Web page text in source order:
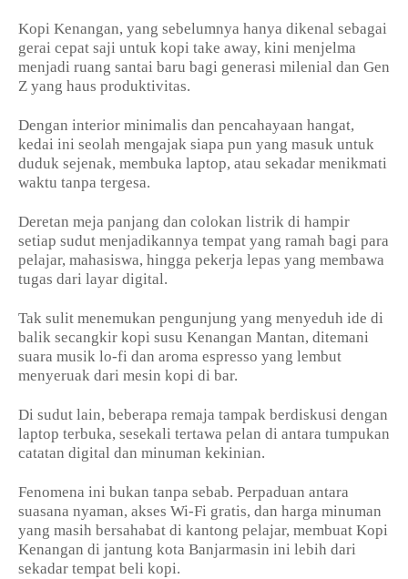
Kopi Kenangan, yang sebelumnya hanya dikenal sebagai
gerai cepat saji untuk kopi take away, kini menjelma
menjadi ruang santai baru bagi generasi milenial dan Gen
Z yang haus produktivitas.
Dengan interior minimalis dan pencahayaan hangat,
kedai ini seolah mengajak siapa pun yang masuk untuk
duduk sejenak, membuka laptop, atau sekadar menikmati
waktu tanpa tergesa.
Deretan meja panjang dan colokan listrik di hampir
setiap sudut menjadikannya tempat yang ramah bagi para
pelajar, mahasiswa, hingga pekerja lepas yang membawa
tugas dari layar digital.
Tak sulit menemukan pengunjung yang menyeduh ide di
balik secangkir kopi susu Kenangan Mantan, ditemani
suara musik lo-fi dan aroma espresso yang lembut
menyeruak dari mesin kopi di bar.
Di sudut lain, beberapa remaja tampak berdiskusi dengan
laptop terbuka, sesekali tertawa pelan di antara tumpukan
catatan digital dan minuman kekinian.
Fenomena ini bukan tanpa sebab. Perpaduan antara
suasana nyaman, akses Wi-Fi gratis, dan harga minuman
yang masih bersahabat di kantong pelajar, membuat Kopi
Kenangan di jantung kota Banjarmasin ini lebih dari
sekadar tempat beli kopi.